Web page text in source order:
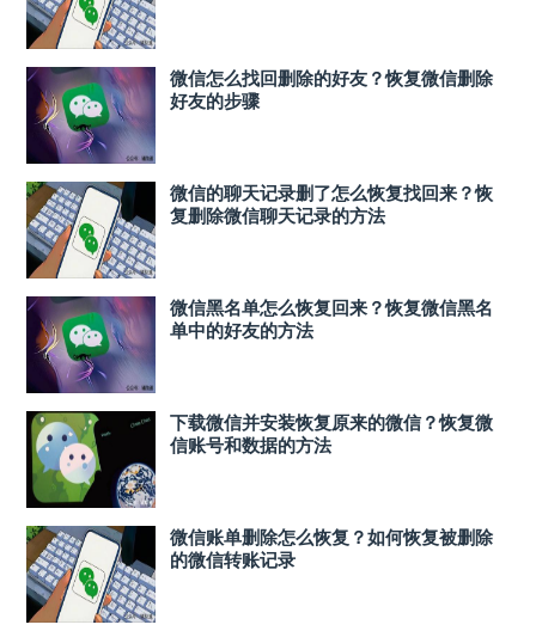
微信怎么找回删除的好友？恢复微信删除
好友的步骤
微信的聊天记录删了怎么恢复找回来？恢
复删除微信聊天记录的方法
微信黑名单怎么恢复回来？恢复微信黑名
单中的好友的方法
下载微信并安装恢复原来的微信？恢复微
信账号和数据的方法
微信账单删除怎么恢复？如何恢复被删除
的微信转账记录